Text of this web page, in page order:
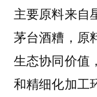
主要原料来自
茅台酒糟，原
生态协同价值
和精细化加工